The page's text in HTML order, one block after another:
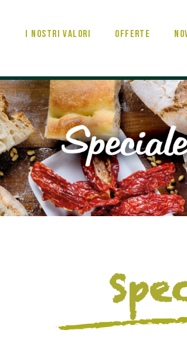
I nostri valori Offerte